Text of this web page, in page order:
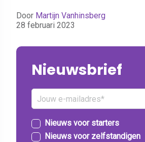
Door Martijn Vanhinsberg
28 februari 2023
Nieuwsbrief
Nieuws voor starters
Nieuws voor zelfstandigen